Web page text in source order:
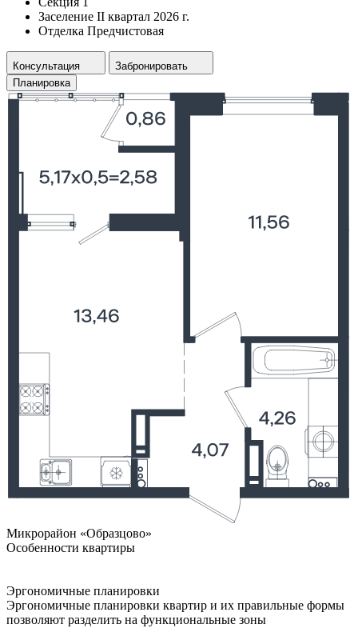
Заселение II квартал 2026 г.
Отделка Предчистовая
Консультация
Забронировать
Планировка
Микрорайон «Образцово»
Особенности квартиры
Эргономичные планировки
Эргономичные планировки квартир и их правильные формы
позволяют разделить на функциональные зоны